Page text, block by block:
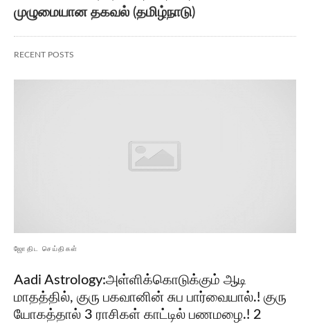
முழுமையான தகவல் (தமிழ்நாடு)
RECENT POSTS
ஜோதிட செய்திகள்
Aadi Astrology:அள்ளிக்கொடுக்கும் ஆடி
மாதத்தில், குரு பகவானின் சுப பார்வையால்.! குரு
யோகத்தால் 3 ராசிகள் காட்டில் பணமழை.! 2